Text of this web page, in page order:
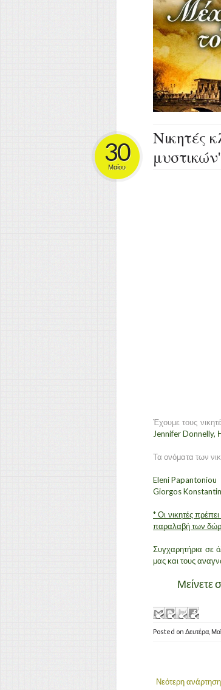
Νικητές
30
Μαΐου
Έχουμε τους
Jennifer Donnelly,
Τα ονόματα των
Eleni Papantoniou
Giorgos
* Οι νικητές
παραλαβή των
Συγχαρητήρια σε
μας και τους
Μείνετε
Posted on Δευτέρα,
Νεότερη ανάρτηση